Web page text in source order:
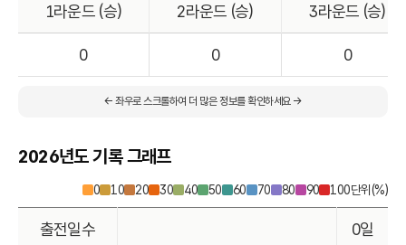
1라운드 (승) 2라운드 (승) 3라운드 (승)
0 0 0
← 좌우로 스크롤하여 더 많은 정보를 확인하세요 →
2026년도 기록 그래프
0 10 20 30 40 50 60 70 80 90 100단위(%)
출전일수 0일